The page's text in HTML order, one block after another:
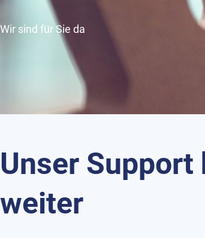
Wir sind für Sie da
Unser
weiter